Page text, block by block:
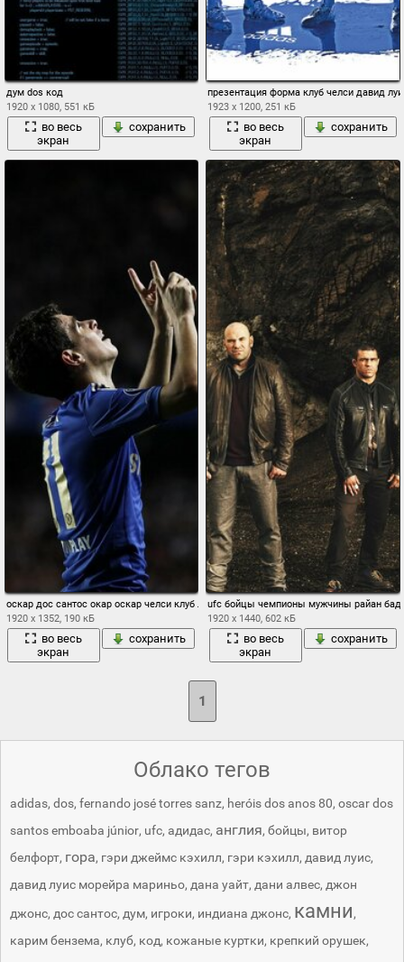
дум dos код
1920 x 1080, 551 кБ
во весь
экран
сохранить
презентация форма клуб челси давид
1923 x 1200, 251 кБ
во весь
экран
сохранить
оскар дос сантос окар оскар челси клуб лондон англия футбол
1920 x 1352, 190 кБ
во весь
экран
сохранить
ufc бойцы чемпионы мужчины райан
1920 x 1440, 602 кБ
во весь
экран
сохранить
1
Облако тегов
adidas, dos, fernando josé torres sanz, heróis dos anos 80, oscar dos
santos emboaba júnior, ufc, адидас, англия, бойцы, витор
белфорт, гора, гэри джеймс кэхилл, гэри кэхилл, давид луис,
давид луис морейра мариньо, дана уайт, дани алвес, джон
джонс, дос сантос, дум, игроки, индиана джонс, камни,
карим бензема, клуб, код, кожаные куртки, крепкий орушек,